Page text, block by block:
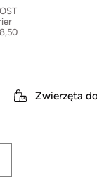
Zwierzęta